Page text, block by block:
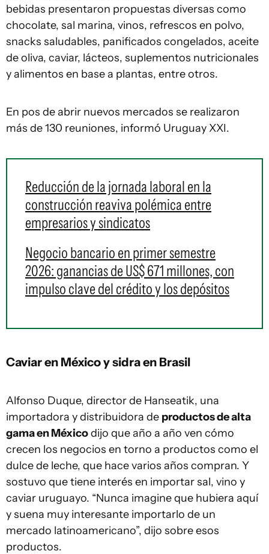
bebidas presentaron propuestas diversas como
chocolate, sal marina, vinos, refrescos en polvo,
snacks saludables, panificados congelados, aceite
de oliva, caviar, lácteos, suplementos nutricionales
y alimentos en base a plantas, entre otros.
En pos de abrir nuevos mercados se realizaron
más de 130 reuniones, informó Uruguay XXI.
Reducción de la jornada laboral en la
construcción reaviva polémica entre
empresarios y sindicatos
Negocio bancario en primer semestre
2026: ganancias de US$ 671 millones, con
impulso clave del crédito y los depósitos
Caviar en México y sidra en Brasil
Alfonso Duque, director de Hanseatik, una
importadora y distribuidora de productos de alta
gama en Méxicodijo que año a año ven cómo
crecen los negocios en torno a productos como el
dulce de leche, que hace varios años compran. Y
sostuvo que tiene interés en importar sal, vino y
caviar uruguayo. “Nunca imagine que hubiera aquí
y suena muy interesante importarlo de un
mercado latinoamericano”, dijo sobre esos
productos.